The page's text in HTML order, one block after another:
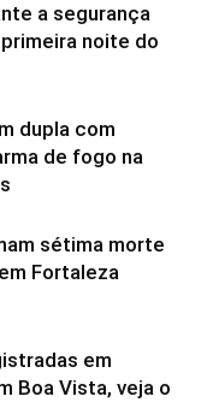
a segurança
noite do
dupla com
de fogo na
sétima morte
Fortaleza
em
Boa Vista, veja o